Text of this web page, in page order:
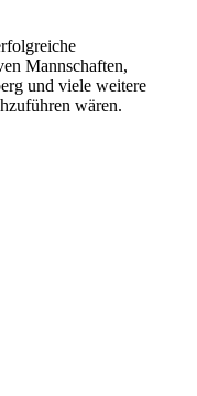
Mannschaften,
und viele weitere
wären.